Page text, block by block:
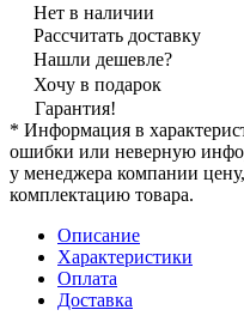
Нет в наличии
Рассчитать доставку
Нашли дешевле?
Хочу в подарок
Гарантия!
* Информация в
ошибки или неверную
у менеджера компании
комплектацию товара.
Описание
Характеристики
Оплата
Доставка